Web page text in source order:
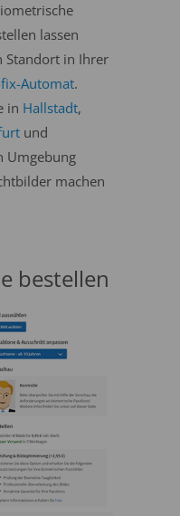
lassen
Standort in Ihrer
Automat.
in Hallstadt,
und
Umgebung
machen
bestellen